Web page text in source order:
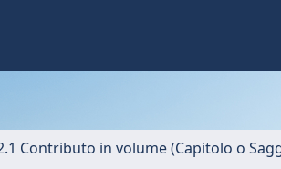
Contributo in volume (Capitolo o